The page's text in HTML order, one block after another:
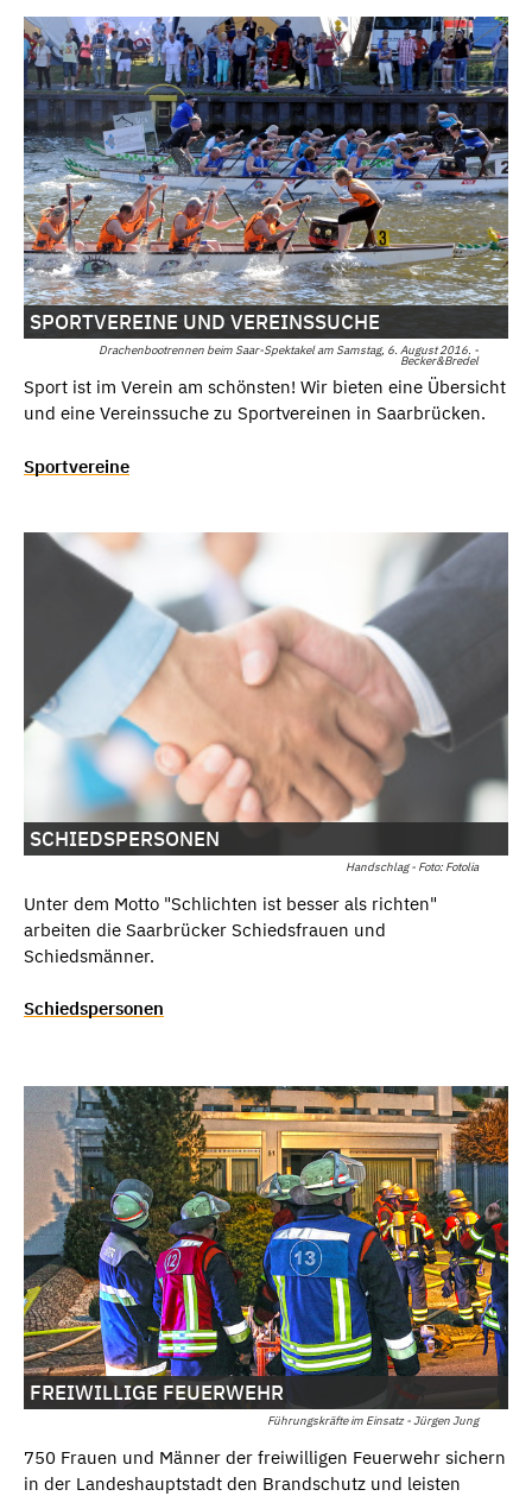
Drachenbootrennen beim Saar-Spektakel am Samstag, 6. August 2016. -
Becker&Bredel
SPORTVEREINE UND VEREINSSUCHE
Sport ist im Verein am schönsten! Wir bieten eine Übersicht
und eine Vereinssuche zu Sportvereinen in Saarbrücken.
Sportvereine
Handschlag - Foto: Fotolia
SCHIEDSPERSONEN
Unter dem Motto "Schlichten ist besser als richten"
arbeiten die Saarbrücker Schiedsfrauen und
Schiedsmänner.
Schiedspersonen
Führungskräfte im Einsatz - Jürgen Jung
FREIWILLIGE FEUERWEHR
750 Frauen und Männer der freiwilligen Feuerwehr sichern
in der Landeshauptstadt den Brandschutz und leisten